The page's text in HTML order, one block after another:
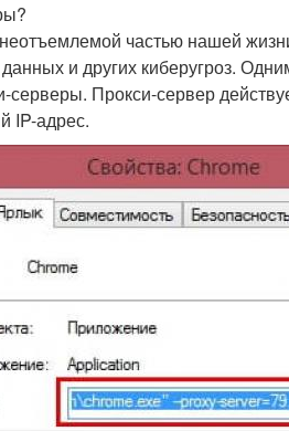
частью нашей
и других киберугроз.
серверы. Прокси-сервер
IP-адрес.